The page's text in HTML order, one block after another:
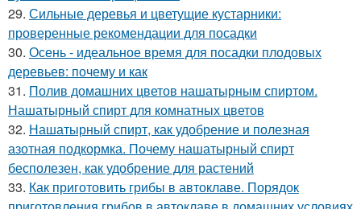
29. Сильные деревья и цветущие кустарники:
проверенные рекомендации для посадки
30. Осень - идеальное время для посадки плодовых
деревьев: почему и как
31. Полив домашних цветов нашатырным спиртом.
Нашатырный спирт для комнатных цветов
32. Нашатырный спирт, как удобрение и полезная
азотная подкормка. Почему нашатырный спирт
бесполезен, как удобрение для растений
33. Как приготовить грибы в автоклаве. Порядок